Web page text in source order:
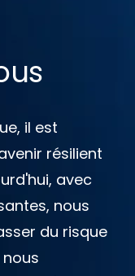
il est
résilient
avec
nous
du risque